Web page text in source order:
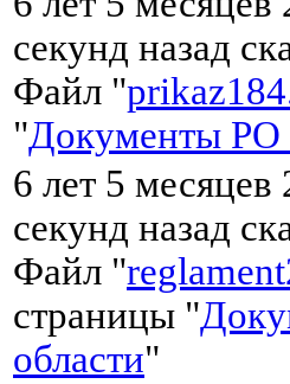
секунд назад
Файл "
"Документы РО
6 лет 5
секунд назад
Файл "
страницы "
области"